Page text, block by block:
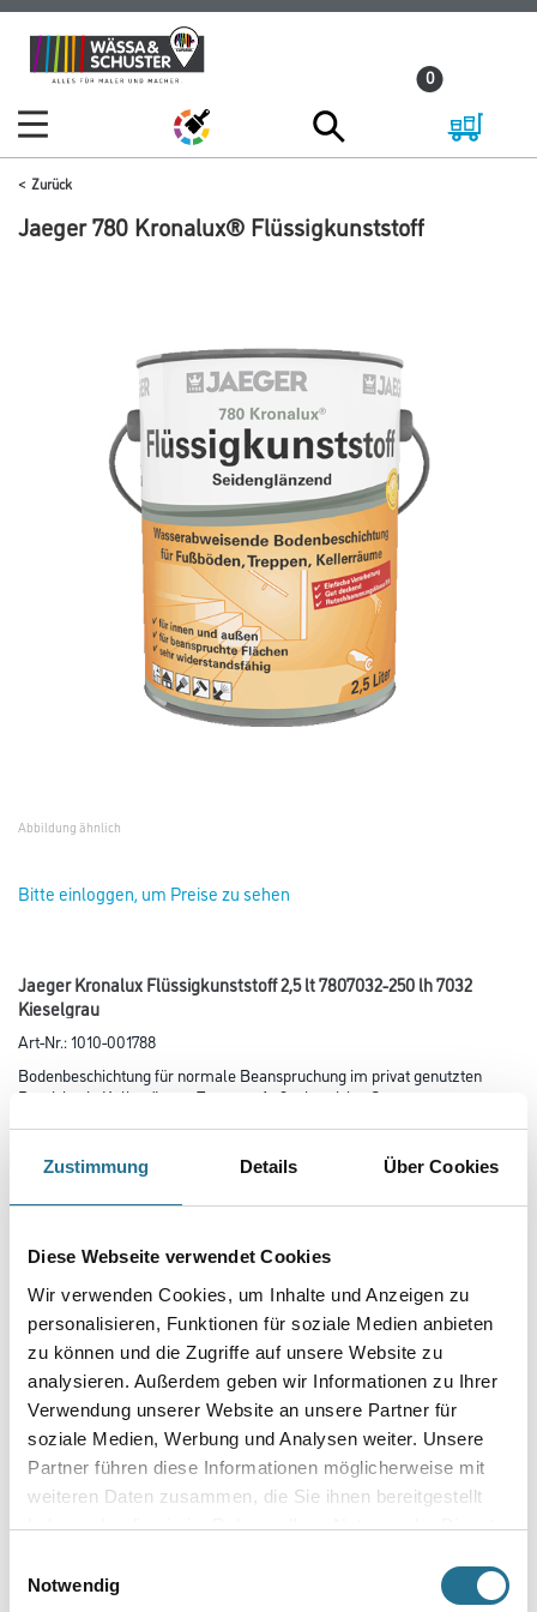
Zustimmung Details Über Cookies
Diese Webseite verwendet Cookies
Wir verwenden Cookies, um Inhalte und Anzeigen zu
personalisieren, Funktionen für soziale Medien anbieten
zu können und die Zugriffe auf unsere Website zu
analysieren. Außerdem geben wir Informationen zu Ihrer
Verwendung unserer Website an unsere Partner für
soziale Medien, Werbung und Analysen weiter. Unsere
Partner führen diese Informationen möglicherweise mit
weiteren Daten zusammen, die Sie ihnen bereitgestellt
haben oder die sie im Rahmen Ihrer Nutzung der Dienste
Notwendig
Zum
Inhalt
Zum
Navigationsmenü
0
Zurück
Jaeger 780 Kronalux® Flüssigkunststoff
Abbildung ähnlich
Bitte einloggen, um Preise zu sehen
Jaeger Kronalux Flüssigkunststoff 2,5 lt 7807032-250 lh 7032
Kieselgrau
Art-Nr.:1010-001788
Bodenbeschichtung für normale Beanspruchung im privat genutzten
Bereich wie Kellerräume, Treppen, Außenbereiche, Garagen.
Fenster, stehendes Wasser oder stark belastete Böden.
Farbtonbezeichnung
Gebinde
Umrechnungsfaktoren